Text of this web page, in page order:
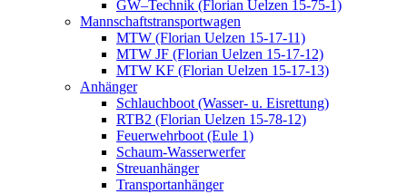
GW–Technik (Florian Uelzen 15-75-1)
Mannschaftstransportwagen
MTW (Florian Uelzen 15-17-11)
MTW JF (Florian Uelzen 15-17-12)
MTW KF (Florian Uelzen 15-17-13)
Anhänger
Schlauchboot (Wasser- u. Eisrettung)
RTB2 (Florian Uelzen 15-78-12)
Feuerwehrboot (Eule 1)
Schaum-Wasserwerfer
Streuanhänger
Transportanhänger